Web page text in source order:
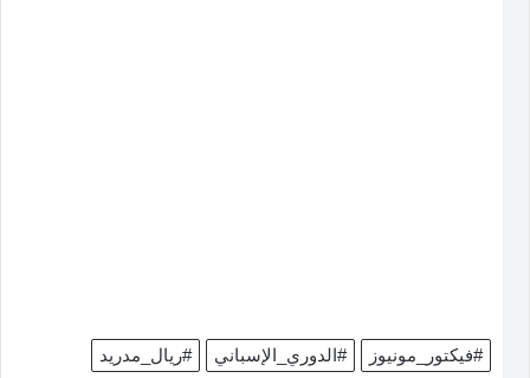
#ريال_مدريد #الدوري_الإسباني #فيكتور_مونيوز